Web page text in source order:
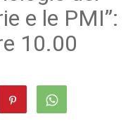
e le PMI”:
10.00